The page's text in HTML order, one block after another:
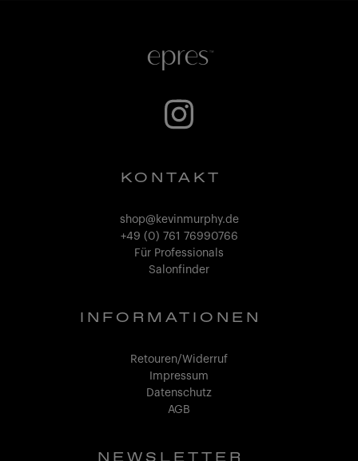
KONTAKT
shop@kevinmurphy.de
+49 (0) 761 76990766
Für Professionals
Salonfinder
INFORMATIONEN
Retouren/Widerruf
Impressum
Datenschutz
AGB